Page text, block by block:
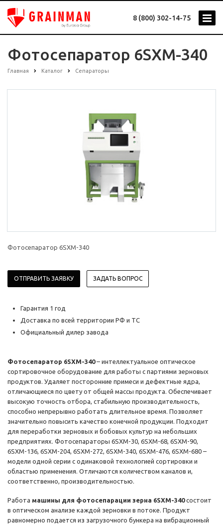
8 (800) 302-14-75
Фотосепаратор 6SXM-340
Главная Каталог Сепараторы
Фотосепаратор 6SXM-340
ОТПРАВИТЬ ЗАЯВКУ ЗАДАТЬ ВОПРОС
Гарантия 1 год
Доставка по всей территории РФ и ТС
Официальный дилер завода
Фотосепаратор 6SXM-340– интеллектуальное оптическое
сортировочное оборудование для работы с партиями зерновых
продуктов. Удаляет посторонние примеси и дефектные ядра,
отличающиеся по цвету от общей массы продукта. Обеспечивает
высокую точность отбора, стабильную производительность,
способно непрерывно работать длительное время. Позволяет
значительно повысить качество конечной продукции. Подходит
для переработки зерновых и бобовых культур на небольших
предприятиях. Фотосепараторы 6SXM-30, 6SXM-68, 6SXM-90,
6SXM-136, 6SXM-204, 6SXM-272, 6SXM-340, 6SXM-476, 6SXM-680 –
модели одной серии с одинаковой технологией сортировки и
областью применения. Отличаются количеством каналов и,
соответственно, производительностью.
Работа машины для фотосепарации зерна 6SXM-340состоит
в оптическом анализе каждой зерновки в потоке. Продукт
равномерно подается из загрузочного бункера на вибрационный